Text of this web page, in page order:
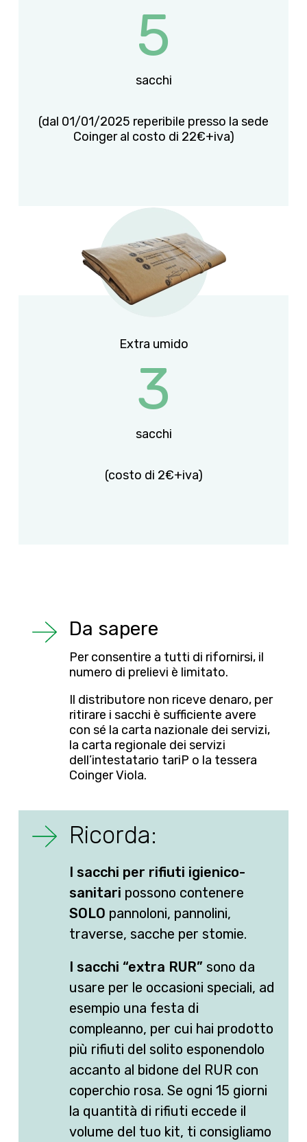
5
sacchi
(dal 01/01/2025 reperibile presso la sede
Coinger al costo di 22€+iva)
Extra umido
3
sacchi
(costo di 2€+iva)
Da sapere
Per consentire a tutti di rifornirsi, il
numero di prelievi è limitato.
Il distributore non riceve denaro, per
ritirare i sacchi è sufficiente avere
con sé la carta nazionale dei servizi,
la carta regionale dei servizi
dell’intestatario tariP o la tessera
Coinger Viola.
Ricorda:
I sacchi per rifiuti igienico-
sanitari possono contenere
SOLO pannoloni, pannolini,
traverse, sacche per stomie.
I sacchi “extra RUR” sono da
usare per le occasioni speciali, ad
esempio una festa di
compleanno, per cui hai prodotto
più rifiuti del solito esponendolo
accanto al bidone del RUR con
coperchio rosa. Se ogni 15 giorni
la quantità di rifiuti eccede il
volume del tuo kit, ti consigliamo